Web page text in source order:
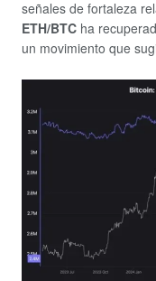
señales de fortaleza
ETH/BTC ha
un movimiento que